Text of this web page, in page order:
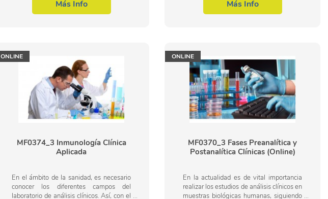
Más Info Más Info
ONLINE
MF0374_3 Inmunología Clínica
Aplicada
En el ámbito de la sanidad, es necesario
conocer los diferentes campos del
laboratorio de análisis clínicos. Así, con el
ONLINE
MF0370_3 Fases Preanalítica y
Postanalítica Clínicas (Online)
En la actualidad es de vital importancia
realizar los estudios de análisis clínicos en
muestras biológicas humanas, siguiendo